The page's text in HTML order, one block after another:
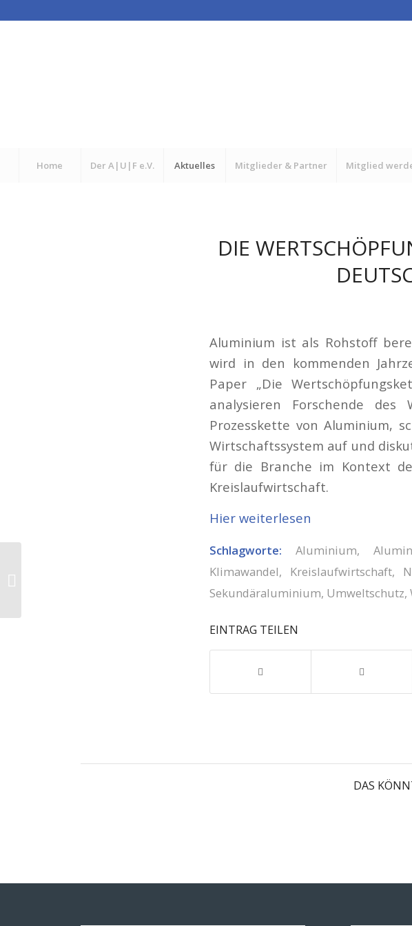
Home Der A|U|F e.V. Aktuelles Mitglieder & Partner Mitglied
DIE
Aluminium ist als Rohstoff
wird in den kommenden
Paper „Die
analysieren Forschende
Prozesskette von Aluminium,
Wirtschaftssystem auf und
für die Branche im Kontext
Kreislaufwirtschaft.
Hier weiterlesen
Schlagworte: Aluminium,
Klimawandel, Kreislaufwirtschaft,
Sekundäraluminium, Umweltschutz,
EINTRAG TEILEN
DAS